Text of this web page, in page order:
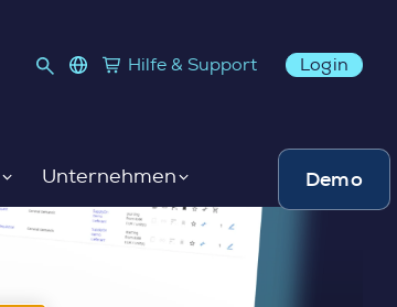
language select
Link to SupplyOn Store
Hilfe & Support Login
Unternehmen Demo